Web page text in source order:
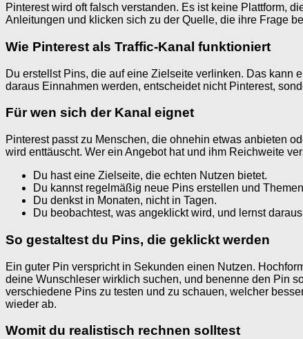
Pinterest wird oft falsch verstanden. Es ist keine Plattform,
Anleitungen und klicken sich zu der Quelle, die ihre Frage
Wie Pinterest als Traffic-Kanal funktioniert
Du erstellst Pins, die auf eine Zielseite verlinken. Das kann
daraus Einnahmen werden, entscheidet nicht Pinterest,
Für wen sich der Kanal eignet
Pinterest passt zu Menschen, die ohnehin etwas anbieten
wird enttäuscht. Wer ein Angebot hat und ihm Reichweite
Du hast eine Zielseite, die echten Nutzen bietet.
Du kannst regelmäßig neue Pins erstellen und
Du denkst in Monaten, nicht in Tagen.
Du beobachtest, was angeklickt wird, und lernst
So gestaltest du Pins, die geklickt werden
Ein guter Pin verspricht in Sekunden einen Nutzen.
deine Wunschleser wirklich suchen, und benenne den Pin
verschiedene Pins zu testen und zu schauen, welcher
wieder ab.
Womit du realistisch rechnen solltest